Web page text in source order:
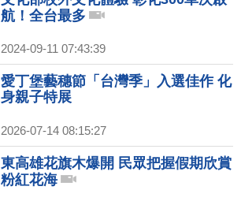
航！全台最多
2024-09-11 07:43:39
愛丁堡藝穗節「台灣季」入選佳作 化
身親子特展
2026-07-14 08:15:27
東高雄花旗木爆開 民眾把握假期欣賞
粉紅花海